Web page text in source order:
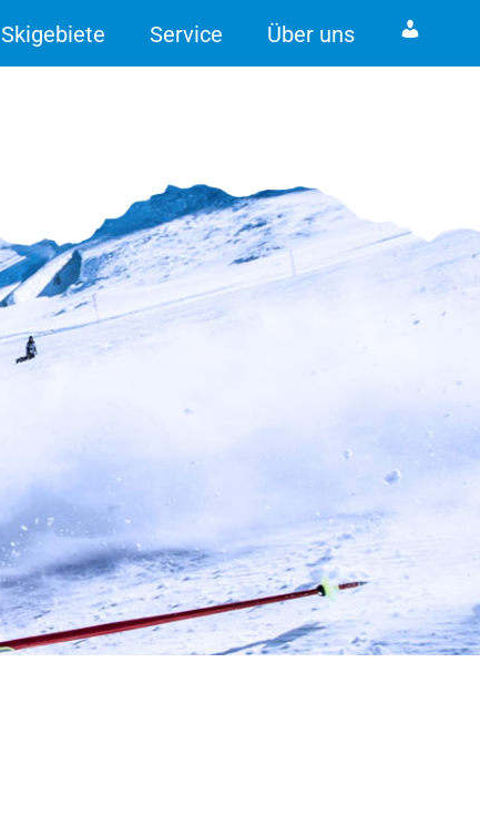
Skigebiete Service Über uns